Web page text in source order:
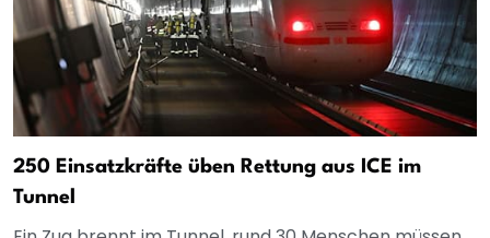
250 Einsatzkräfte üben Rettung aus ICE im
Tunnel